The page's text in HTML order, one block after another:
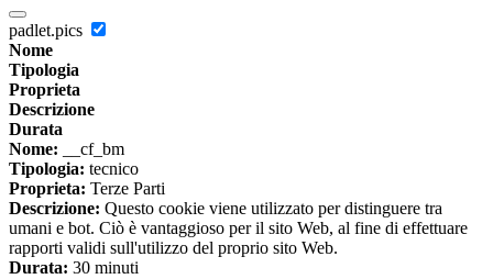
padlet.pics
Nome
Tipologia
Proprieta
Descrizione
Durata
Nome: __cf_bm
Tipologia: tecnico
Proprieta: Terze Parti
Descrizione: Questo cookie viene utilizzato per distinguere tra
umani e bot. Ciò è vantaggioso per il sito Web, al fine di effettuare
rapporti validi sull'utilizzo del proprio sito Web.
Durata: 30 minuti